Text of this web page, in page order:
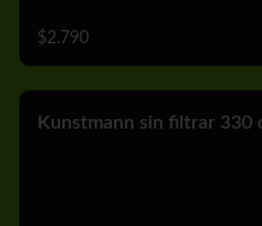
$2.790
Kunstmann sin filtrar 330